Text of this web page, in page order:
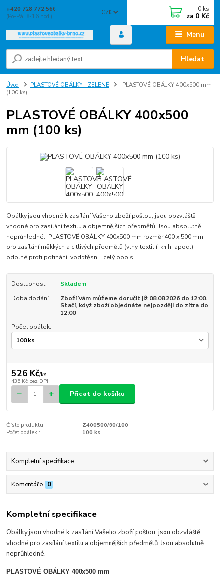
Menu
CZK
Hledat
+420 728 772 566
(Po-Pá, 8-16 hod.)
0 ks
za 0 Kč
Úvod PLASTOVÉ OBÁLKY - ZELENÉ
PLASTOVÉ OBÁLKY 400x500 mm
(100 ks)
PLASTOVÉ OBÁLKY 400x500
mm (100 ks)
Obálky jsou vhodné k zasílání Vašeho zboží poštou, jsou obzvláště
vhodné pro zasílání textilu a objemnějších předmětů. Jsou absolutně
neprůhledné. PLASTOVÉ OBÁLKY 400x500 mm rozměr 400 x 500 mm
pro zasílání měkkých a citlivých předmětů (vlny, textilií, knih, apod.)
odolné proti potrhání, vodotěsn... celý popis
Dostupnost
Skladem
Doba dodání
Zboží Vám můžeme doručit již 08.08.2026 do 12:00.
Stačí, když zboží objednáte nejpozději do zítra do
12:00
Počet obálek:
526 Kč/ks
435 Kč bez DPH
Přidat do košíku
Číslo produktu:
Z400500/60/100
Počet obálek::
100 ks
Kompletní specifikace
Komentáře 0
Kompletní specifikace
Obálky jsou vhodné k zasílání Vašeho zboží poštou, jsou obzvláště
vhodné pro zasílání textilu a objemnějších předmětů. Jsou absolutně
neprůhledné.
PLASTOVÉ OBÁLKY 400x500 mm